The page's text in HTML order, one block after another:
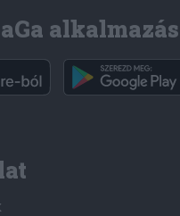
alkalmazás